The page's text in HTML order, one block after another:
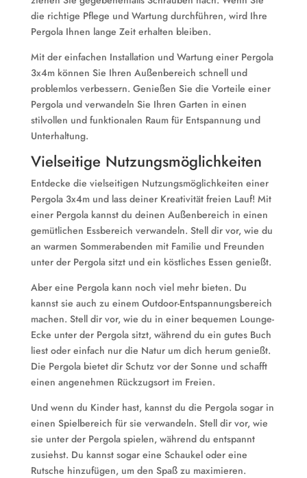
die richtige Pflege und Wartung durchführen, wird Ihre
Pergola Ihnen lange Zeit erhalten bleiben.
Mit der einfachen Installation und Wartung einer Pergola
3x4m können Sie Ihren Außenbereich schnell und
problemlos verbessern. Genießen Sie die Vorteile einer
Pergola und verwandeln Sie Ihren Garten in einen
stilvollen und funktionalen Raum für Entspannung und
Unterhaltung.
Vielseitige Nutzungsmöglichkeiten
Entdecke die vielseitigen Nutzungsmöglichkeiten einer
Pergola 3x4m und lass deiner Kreativität freien Lauf! Mit
einer Pergola kannst du deinen Außenbereich in einen
gemütlichen Essbereich verwandeln. Stell dir vor, wie du
an warmen Sommerabenden mit Familie und Freunden
unter der Pergola sitzt und ein köstliches Essen genießt.
Aber eine Pergola kann noch viel mehr bieten. Du
kannst sie auch zu einem Outdoor-Entspannungsbereich
machen. Stell dir vor, wie du in einer bequemen Lounge-
Ecke unter der Pergola sitzt, während du ein gutes Buch
liest oder einfach nur die Natur um dich herum genießt.
Die Pergola bietet dir Schutz vor der Sonne und schafft
einen angenehmen Rückzugsort im Freien.
Und wenn du Kinder hast, kannst du die Pergola sogar in
einen Spielbereich für sie verwandeln. Stell dir vor, wie
sie unter der Pergola spielen, während du entspannt
zusiehst. Du kannst sogar eine Schaukel oder eine
Rutsche hinzufügen, um den Spaß zu maximieren.